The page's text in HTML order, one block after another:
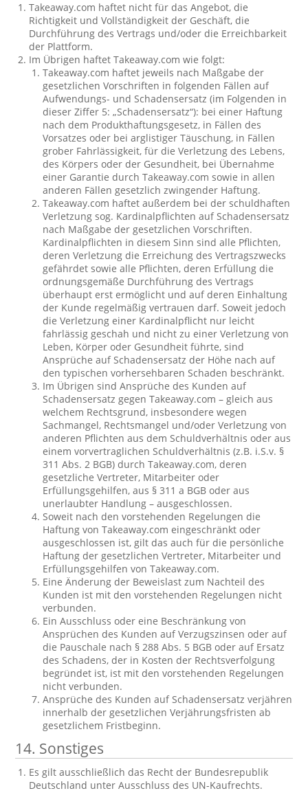
Takeaway.com haftet nicht für das Angebot, die
Richtigkeit und Vollständigkeit der Geschäft, die
Durchführung des Vertrags und/oder die Erreichbarkeit
der Plattform.
Im Übrigen haftet Takeaway.com wie folgt:
Takeaway.com haftet jeweils nach Maßgabe der
gesetzlichen Vorschriften in folgenden Fällen auf
Aufwendungs- und Schadensersatz (im Folgenden in
dieser Ziffer 5: „Schadensersatz“): bei einer Haftung
nach dem Produkthaftungsgesetz, in Fällen des
Vorsatzes oder bei arglistiger Täuschung, in Fällen
grober Fahrlässigkeit, für die Verletzung des Lebens,
des Körpers oder der Gesundheit, bei Übernahme
einer Garantie durch Takeaway.com sowie in allen
anderen Fällen gesetzlich zwingender Haftung.
Takeaway.com haftet außerdem bei der schuldhaften
Verletzung sog. Kardinalpflichten auf Schadensersatz
nach Maßgabe der gesetzlichen Vorschriften.
Kardinalpflichten in diesem Sinn sind alle Pflichten,
deren Verletzung die Erreichung des Vertragszwecks
gefährdet sowie alle Pflichten, deren Erfüllung die
ordnungsgemäße Durchführung des Vertrags
überhaupt erst ermöglicht und auf deren Einhaltung
der Kunde regelmäßig vertrauen darf. Soweit jedoch
die Verletzung einer Kardinalpflicht nur leicht
fahrlässig geschah und nicht zu einer Verletzung von
Leben, Körper oder Gesundheit führte, sind
Ansprüche auf Schadensersatz der Höhe nach auf
den typischen vorhersehbaren Schaden beschränkt.
Im Übrigen sind Ansprüche des Kunden auf
Schadensersatz gegen Takeaway.com – gleich aus
welchem Rechtsgrund, insbesondere wegen
Sachmangel, Rechtsmangel und/oder Verletzung von
anderen Pflichten aus dem Schuldverhältnis oder aus
einem vorvertraglichen Schuldverhältnis (z.B. i.S.v. §
311 Abs. 2 BGB) durch Takeaway.com, deren
gesetzliche Vertreter, Mitarbeiter oder
Erfüllungsgehilfen, aus § 311 a BGB oder aus
unerlaubter Handlung – ausgeschlossen.
Soweit nach den vorstehenden Regelungen die
Haftung von Takeaway.com eingeschränkt oder
ausgeschlossen ist, gilt das auch für die persönliche
Haftung der gesetzlichen Vertreter, Mitarbeiter und
Erfüllungsgehilfen von Takeaway.com.
Eine Änderung der Beweislast zum Nachteil des
Kunden ist mit den vorstehenden Regelungen nicht
verbunden.
Ein Ausschluss oder eine Beschränkung von
Ansprüchen des Kunden auf Verzugszinsen oder auf
die Pauschale nach § 288 Abs. 5 BGB oder auf Ersatz
des Schadens, der in Kosten der Rechtsverfolgung
begründet ist, ist mit den vorstehenden Regelungen
nicht verbunden.
Ansprüche des Kunden auf Schadensersatz verjähren
innerhalb der gesetzlichen Verjährungsfristen ab
gesetzlichem Fristbeginn.
14. Sonstiges
Es gilt ausschließlich das Recht der Bundesrepublik
Deutschland unter Ausschluss des UN-Kaufrechts.